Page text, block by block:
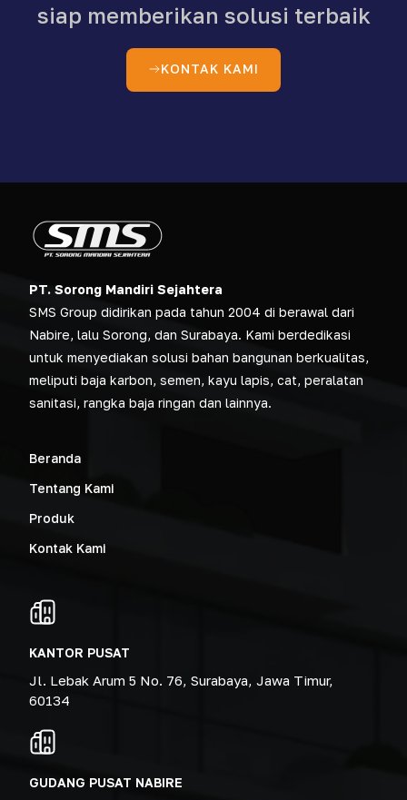
siap memberikan solusi terbaik
KONTAK KAMI
PT. Sorong Mandiri Sejahtera
SMS Group didirikan pada tahun 2004 di berawal dari
Nabire, lalu Sorong, dan Surabaya. Kami berdedikasi
untuk menyediakan solusi bahan bangunan berkualitas,
meliputi baja karbon, semen, kayu lapis, cat, peralatan
sanitasi, rangka baja ringan dan lainnya.
Beranda
Tentang Kami
Produk
Kontak Kami
KANTOR PUSAT
Jl. Lebak Arum 5 No. 76, Surabaya, Jawa Timur,
60134
GUDANG PUSAT NABIRE